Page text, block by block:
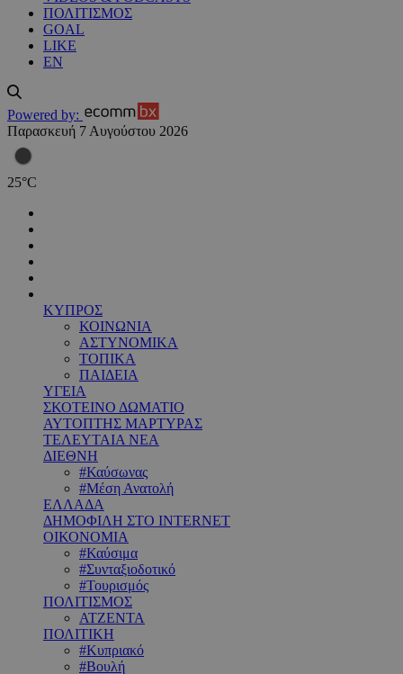
ΠΟΛΙΤΙΣΜΟΣ
GOAL
LIKE
EN
Powered by:
Παρασκευή 7 Αυγούστου 2026
25°C
ΚΥΠΡΟΣ
ΚΟΙΝΩΝΙΑ
ΑΣΤΥΝΟΜΙΚΑ
ΤΟΠΙΚΑ
ΠΑΙΔΕΙΑ
ΥΓΕΙΑ
ΣΚΟΤΕΙΝΟ ΔΩΜΑΤΙΟ
ΑΥΤΟΠΤΗΣ ΜΑΡΤΥΡΑΣ
ΤΕΛΕΥΤΑΙΑ ΝΕΑ
ΔΙΕΘΝΗ
#Καύσωνας
#Μέση Ανατολή
ΕΛΛΑΔΑ
ΔΗΜΟΦΙΛΗ ΣΤΟ INTERNET
ΟΙΚΟΝΟΜΙΑ
#Καύσιμα
#Συνταξιοδοτικό
#Τουρισμός
ΠΟΛΙΤΙΣΜΟΣ
ΑΤΖΕΝΤΑ
ΠΟΛΙΤΙΚΗ
#Κυπριακό
#Βουλή